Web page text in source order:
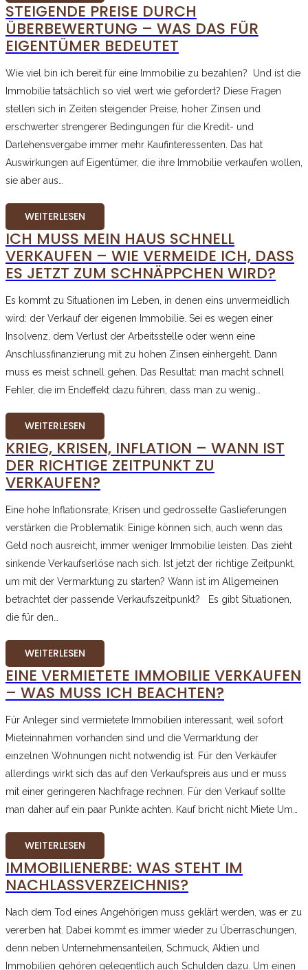
STEIGENDE PREISE DURCH
ÜBERBEWERTUNG – WAS DAS FÜR
EIGENTÜMER BEDEUTET
Wie viel bin ich bereit für eine Immobilie zu bezahlen? Und ist die
Immobilie tatsächlich so viel wert wie gefordert? Diese Fragen
stellen sich in Zeiten steigender Preise, hoher Zinsen und
erschwerter strengerer Bedingungen für die Kredit- und
Darlehensvergabe immer mehr Kaufinteressenten. Das hat
Auswirkungen auf Eigentümer, die ihre Immobilie verkaufen wollen,
sie aber aus…
WEITERLESEN
ICH MUSS MEIN HAUS SCHNELL
VERKAUFEN – WIE VERMEIDE ICH, DASS
ES JETZT ZUM SCHNÄPPCHEN WIRD?
Es kommt zu Situationen im Leben, in denen eins unvermeidlich
wird: der Verkauf der eigenen Immobilie. Sei es wegen einer
Insolvenz, dem Verlust der Arbeitsstelle oder wenn eine
Anschlussfinanzierung mit zu hohen Zinsen einhergeht. Dann
muss es meist schnell gehen. Das Resultat: man macht schnell
Fehler, die im Endeffekt dazu führen, dass man zu wenig…
WEITERLESEN
KRIEG, KRISEN, INFLATION – WANN IST
DER RICHTIGE ZEITPUNKT ZU
VERKAUFEN?
Eine hohe Inflationsrate, Krisen und gedrosselte Gaslieferungen
verstärken die Problematik: Einige können sich, auch wenn das
Geld noch ausreicht, immer weniger Immobilie leisten. Das zieht
sinkende Verkaufserlöse nach sich. Ist jetzt der richtige Zeitpunkt,
um mit der Vermarktung zu starten? Wann ist im Allgemeinen
betrachtet der passende Verkaufszeitpunkt? Es gibt Situationen,
die für den…
WEITERLESEN
EINE VERMIETETE IMMOBILIE VERKAUFEN
– WAS MUSS ICH BEACHTEN?
Für Anleger sind vermietete Immobilien interessant, weil sofort
Mieteinnahmen vorhanden sind und die Vermarktung der
einzelnen Wohnungen nicht notwendig ist. Für den Verkäufer
allerdings wirkt sich das auf den Verkaufspreis aus und er muss
mit einer geringeren Nachfrage rechnen. Für den Verkauf sollte
man daher auf ein paar Punkte achten. Kauf bricht nicht Miete Um…
WEITERLESEN
IMMOBILIENERBE: WAS STEHT IM
NACHLASSVERZEICHNIS?
Nach dem Tod eines Angehörigen muss geklärt werden, was er zu
vererben hat. Dabei kommt es immer wieder zu Überraschungen,
denn neben Unternehmensanteilen, Schmuck, Aktien und
Immobilien gehören gelegentlich auch Schulden dazu. Um einen